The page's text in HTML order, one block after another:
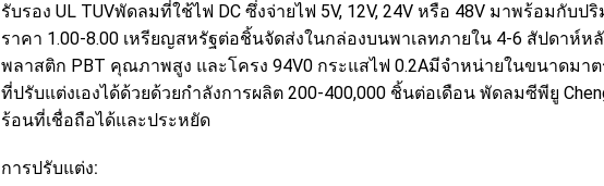
รับรอง UL TUVพัดลมที่ใช้ไฟ DC ซึ่งจ่ายไฟ 5V, 12V, 24V หรือ 48V มาพร้อมกับ
ราคา 1.00-8.00 เหรียญสหรัฐต่อชิ้นจัดส่งในกล่องบนพาเลทภายใน 4-6 สัปดาห์ห
พลาสติก PBT คุณภาพสูง และโครง 94V0 กระแสไฟ 0.2Aมีจำหน่ายในขนาดมา
ที่ปรับแต่งเองได้ด้วยด้วยกำลังการผลิต 200-400,000 ชิ้นต่อเดือน พัดลมซีพียู
ร้อนที่เชื่อถือได้และประหยัด
การปรับแต่ง: